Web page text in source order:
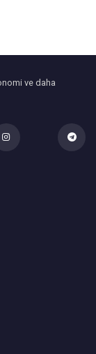
ve daha